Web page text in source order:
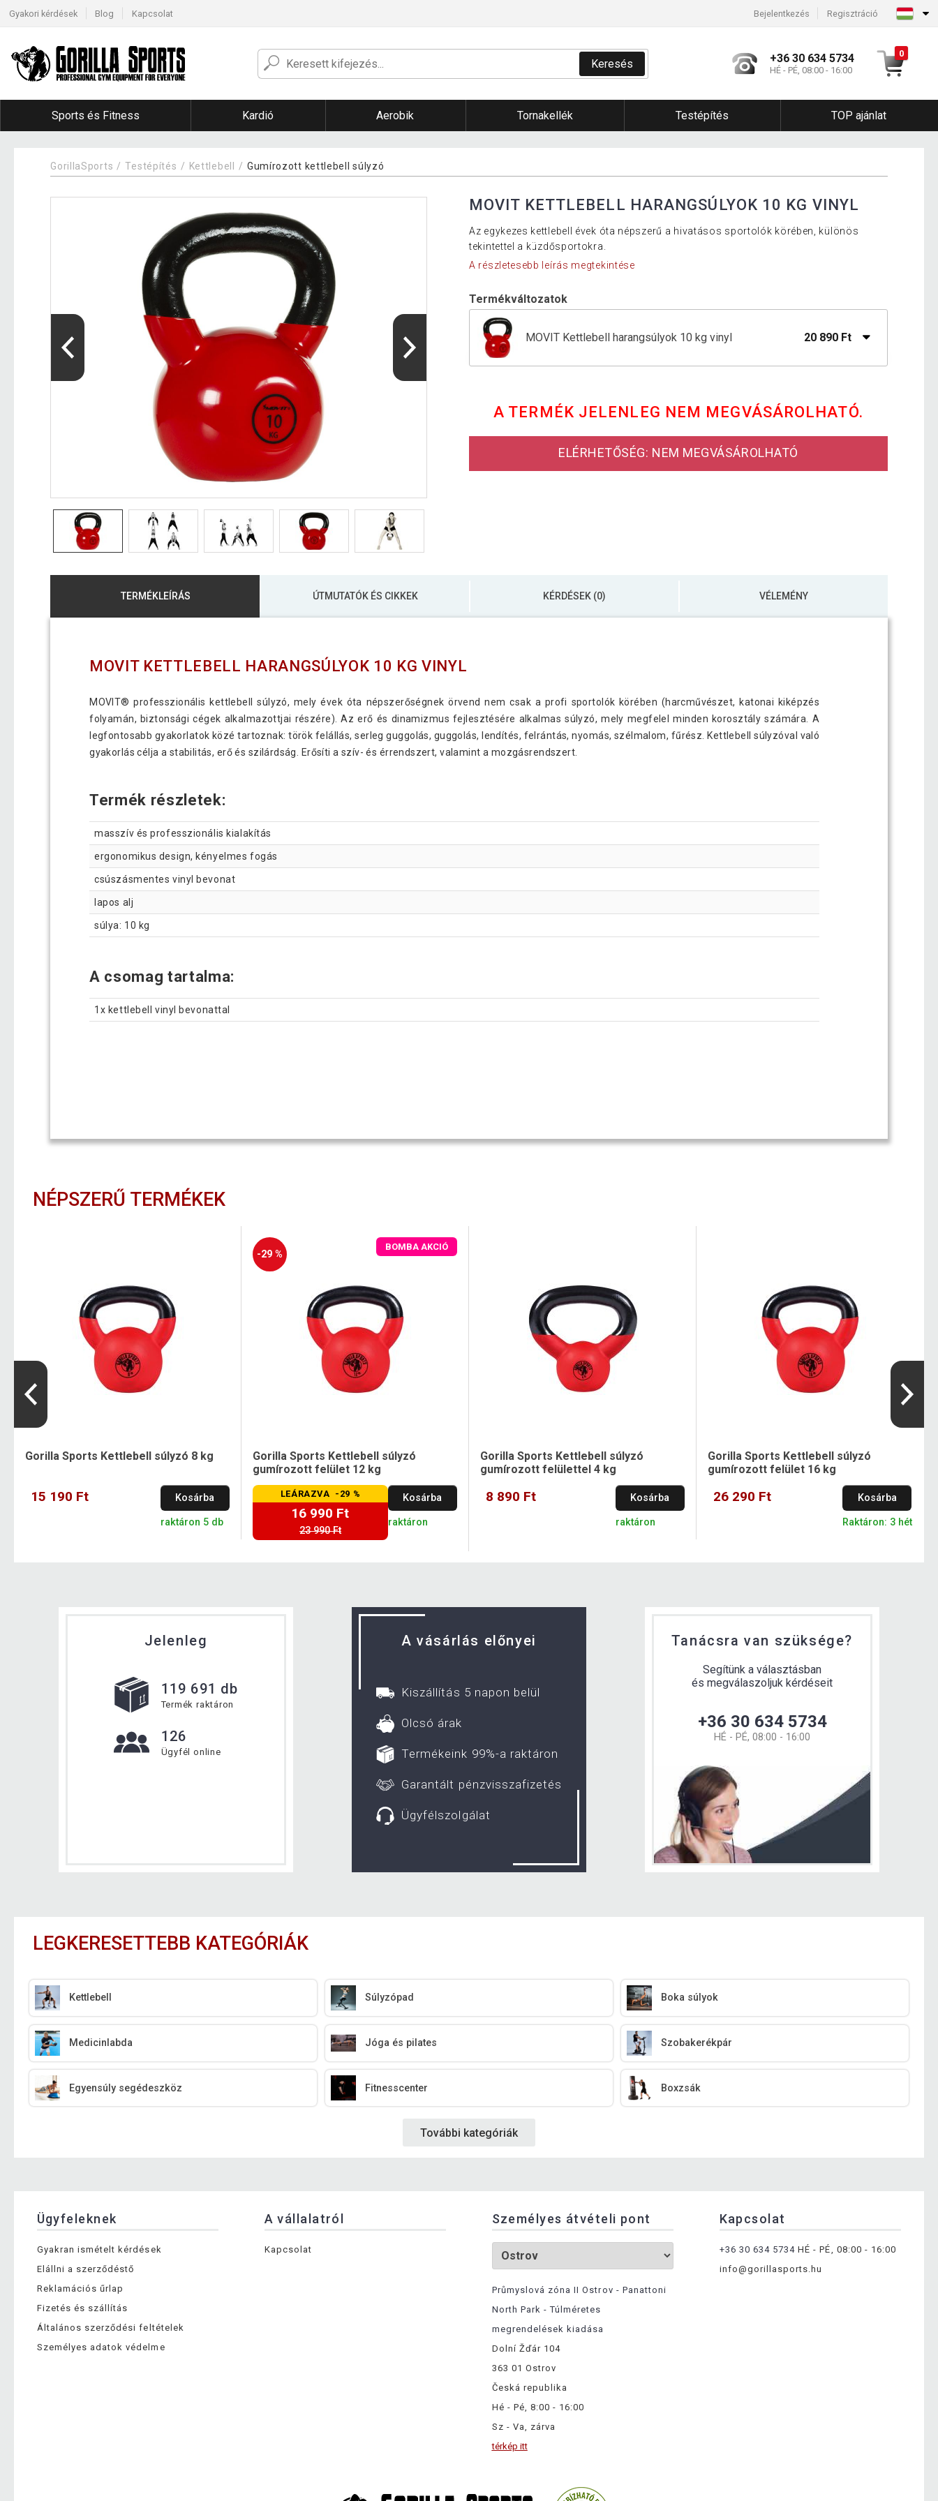
Gyakori kérdések Blog Kapcsolat Bejelentkezés Regisztráció
Keresés +36 30 634 5734
HÉ - PÉ, 08:00 - 16:00
0
Sports és Fitness Kardió Aerobik Tornakellék Testépítés TOP ajánlat
GorillaSports Testépítés Kettlebell Gumírozott kettlebell súlyzó
MOVIT KETTLEBELL HARANGSÚLYOK 10 KG VINYL
Az egykezes kettlebell évek óta népszerű a hivatásos sportolók körében, különös
tekintettel a küzdősportokra.
A részletesebb leírás megtekintése
Termékváltozatok
MOVIT Kettlebell harangsúlyok 10 kg vinyl 20 890 Ft
MOVIT Kettlebell súlyzó 22 kg vinyl
A TERMÉK JELENLEG NEM MEGVÁSÁROLHATÓ.
ELÉRHETŐSÉG: NEM MEGVÁSÁROLHATÓ
TERMÉKLEÍRÁS ÚTMUTATÓK ÉS CIKKEK KÉRDÉSEK (0) VÉLEMÉNY
MOVIT KETTLEBELL HARANGSÚLYOK 10 KG VINYL
MOVIT® professzionális kettlebell súlyzó, mely évek óta népszerőségnek örvend nem csak a profi sportolók körében (harcművészet, katonai kiképzés
folyamán, biztonsági cégek alkalmazottjai részére). Az erő és dinamizmus fejlesztésére alkalmas súlyzó, mely megfelel minden korosztály számára. A
legfontosabb gyakorlatok közé tartoznak: török felállás, serleg guggolás, guggolás, lendítés, felrántás, nyomás, szélmalom, fűrész. Kettlebell súlyzóval való
gyakorlás célja a stabilitás, erő és szilárdság. Erősíti a szív- és érrendszert, valamint a mozgásrendszert.
Termék részletek:
masszív és professzionális kialakítás
ergonomikus design, kényelmes fogás
csúszásmentes vinyl bevonat
lapos alj
súlya: 10 kg
A csomag tartalma:
1x kettlebell vinyl bevonattal
NÉPSZERŰ TERMÉKEK
Gorilla Sports Kettlebell súlyzó 8 kg
15 190 Ft Kosárba
raktáron 5 db
-29 %
BOMBA AKCIÓ
Gorilla Sports Kettlebell súlyzó
gumírozott felület 12 kg
LEÁRAZVA -29 %
16 990 Ft
23 990 Ft
Kosárba
raktáron
Gorilla Sports Kettlebell súlyzó
gumírozott felülettel 4 kg
8 890 Ft Kosárba
raktáron
Gorilla Sports Kettlebell súlyzó
gumírozott felület 16 kg
26 290 Ft Kosárba
Raktáron: 3 hét
Jelenleg
119 691 db
Termék raktáron
126
Ügyfél online
A vásárlás előnyei
Kiszállítás 5 napon belül
Olcsó árak
Termékeink 99%-a raktáron
Garantált pénzvisszafizetés
Ügyfélszolgálat
Tanácsra van szüksége?
Segítünk a választásban
és megválaszoljuk kérdéseit
+36 30 634 5734
HÉ - PÉ, 08:00 - 16:00
LEGKERESETTEBB KATEGÓRIÁK
Kettlebell Súlyzópad Boka súlyok
Medicinlabda Jóga és pilates Szobakerékpár
Egyensúly segédeszköz Fitnesscenter Boxzsák
További kategóriák
Ügyfeleknek
Gyakran ismételt kérdések
Elállni a szerződéstő
Reklamációs űrlap
Fizetés és szállítás
Általános szerződési feltételek
Személyes adatok védelme
A vállalatról
Kapcsolat
Személyes átvételi pont
Průmyslová zóna II Ostrov - Panattoni
North Park - Túlméretes
megrendelések kiadása
Dolní Žďár 104
363 01 Ostrov
Česká republika
Hé - Pé, 8:00 - 16:00
Sz - Va, zárva
térkép itt
Kapcsolat
+36 30 634 5734 HÉ - PÉ, 08:00 - 16:00
info@gorillasports.hu